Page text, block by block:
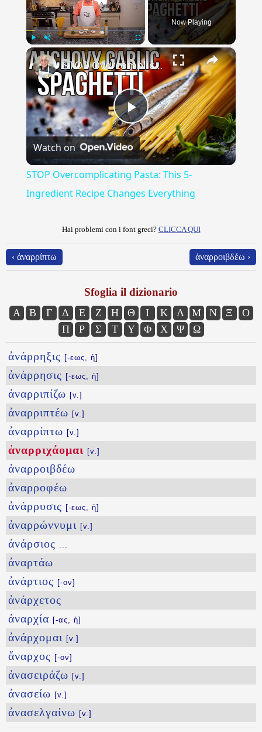
Play Unmute Fullscreen
Now Playing
×
Play
Video
STOP Overcomplicating Pasta: This 5-Ingredient Recipe Changes Everything
Watch on
STOP Overcomplicating Pasta: This 5-
Ingredient Recipe Changes Everything
Hai problemi con i font greci? CLICCA QUI
‹ ἀναρρίπτω ἀναρροιβδέω ›
Sfoglia il dizionario
Α Β Γ Δ Ε Ζ Η Θ Ι Κ Λ Μ Ν Ξ
Ο
Π
Ρ Σ Τ Υ Φ Χ Ψ Ω
ἀνάρρηξις [-εως, ἡ]
ἀνάρρησις [-εως, ἡ]
ἀναρριπίζω [v.]
ἀναρριπτέω [v.]
ἀναρρίπτω [v.]
ἀναρριχάομαι [v.]
ἀναρροιβδέω
ἀναρροφέω
ἀνάρρυσις [-εως, ἡ]
ἀναρρώννυμι [v.]
ἀνάρσιος ...
ἀναρτάω
ἀνάρτιος [-ον]
ἀνάρχετος
ἀναρχία [-ας, ἡ]
ἀνάρχομαι [v.]
ἄναρχος [-ον]
ἀνασειράζω [v.]
ἀνασείω [v.]
ἀνασελγαίνω [v.]